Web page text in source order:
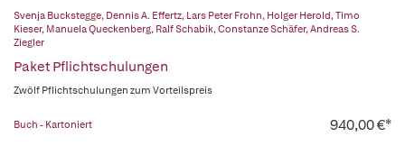
Svenja Buckstegge, Dennis A. Effertz, Lars Peter Frohn, Holger Herold,Timo
Kieser, Manuela Queckenberg, Ralf Schabik,Constanze Schäfer,Andreas S.
Ziegler
Paket Pflichtschulungen
Zwölf Pflichtschulungen zum Vorteilspreis
Buch - Kartoniert 940,00 €*